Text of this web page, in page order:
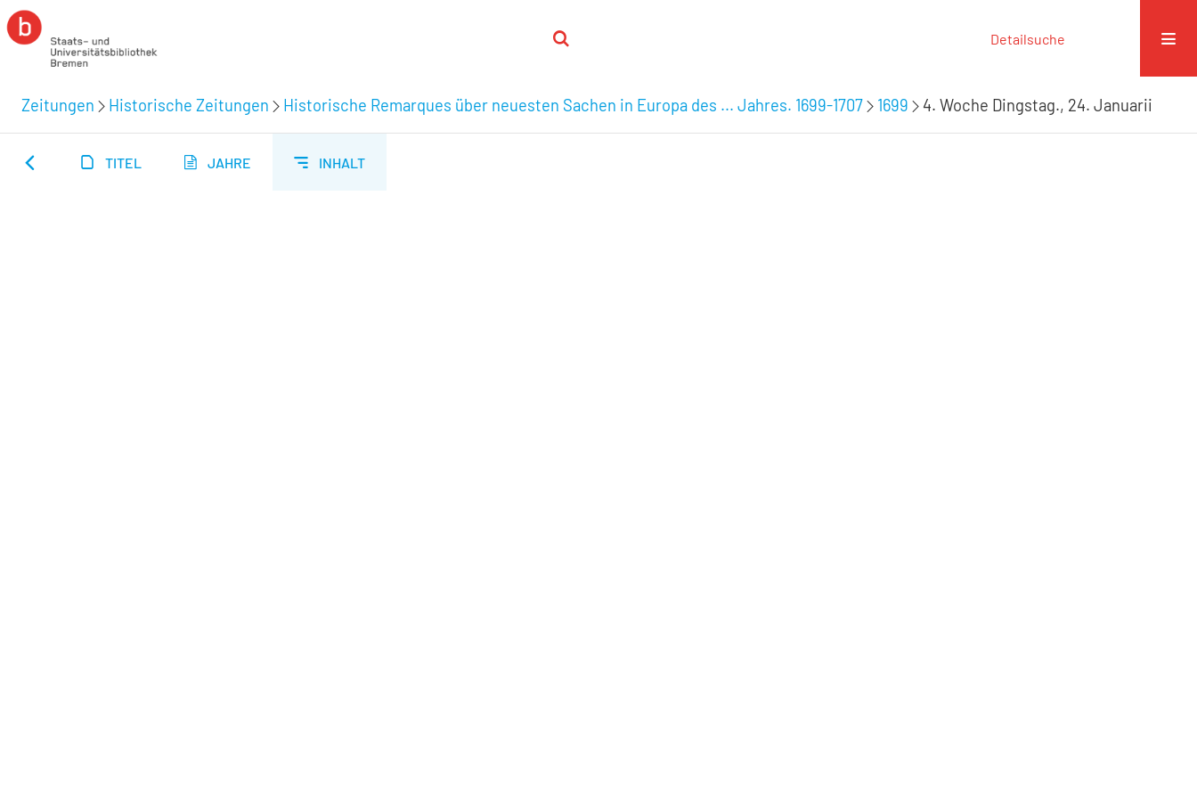
Detailsuche
Zeitungen Historische Zeitungen Historische Remarques über neuesten Sachen in Europa des ... Jahres. 1699-1707 1699 4. Woche Dingstag., 24. Januarii
TITEL JAHRE INHALT